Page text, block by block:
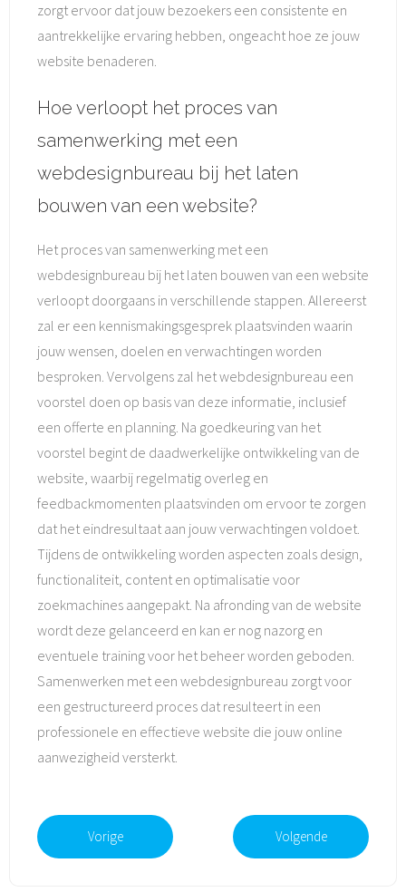
zorgt ervoor dat jouw bezoekers een consistente en
aantrekkelijke ervaring hebben, ongeacht hoe ze jouw
website benaderen.
Hoe verloopt het proces van
samenwerking met een
webdesignbureau bij het laten
bouwen van een website?
Het proces van samenwerking met een
webdesignbureau bij het laten bouwen van een website
verloopt doorgaans in verschillende stappen. Allereerst
zal er een kennismakingsgesprek plaatsvinden waarin
jouw wensen, doelen en verwachtingen worden
besproken. Vervolgens zal het webdesignbureau een
voorstel doen op basis van deze informatie, inclusief
een offerte en planning. Na goedkeuring van het
voorstel begint de daadwerkelijke ontwikkeling van de
website, waarbij regelmatig overleg en
feedbackmomenten plaatsvinden om ervoor te zorgen
dat het eindresultaat aan jouw verwachtingen voldoet.
Tijdens de ontwikkeling worden aspecten zoals design,
functionaliteit, content en optimalisatie voor
zoekmachines aangepakt. Na afronding van de website
wordt deze gelanceerd en kan er nog nazorg en
eventuele training voor het beheer worden geboden.
Samenwerken met een webdesignbureau zorgt voor
een gestructureerd proces dat resulteert in een
professionele en effectieve website die jouw online
aanwezigheid versterkt.
Vorige Volgende